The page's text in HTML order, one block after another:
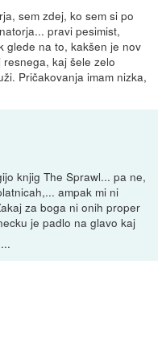
sem zdej, ko sem si po
pravi pesimist,
glede na to, kakšen je nov
kaj šele zelo
Pričakovanja imam nizka,
knjig The Sprawl... pa ne,
ampak mi ni
za boga ni onih proper
je padlo na glavo kaj